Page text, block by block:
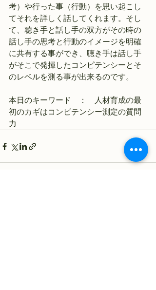
考）や行った事（行動）を思い起こし
てそれを詳しく話してくれます。そし
て、聴き手と話し手の双方がその時の
話し手の思考と行動のイメージを明確
に共有する事ができ、聴き手は話し手
がそこで発揮したコンピテンシーとそ
のレベルを測る事が出来るのです。
本日のキーワード　：　人材育成の最
初のカギはコンピテンシー測定の質問
力